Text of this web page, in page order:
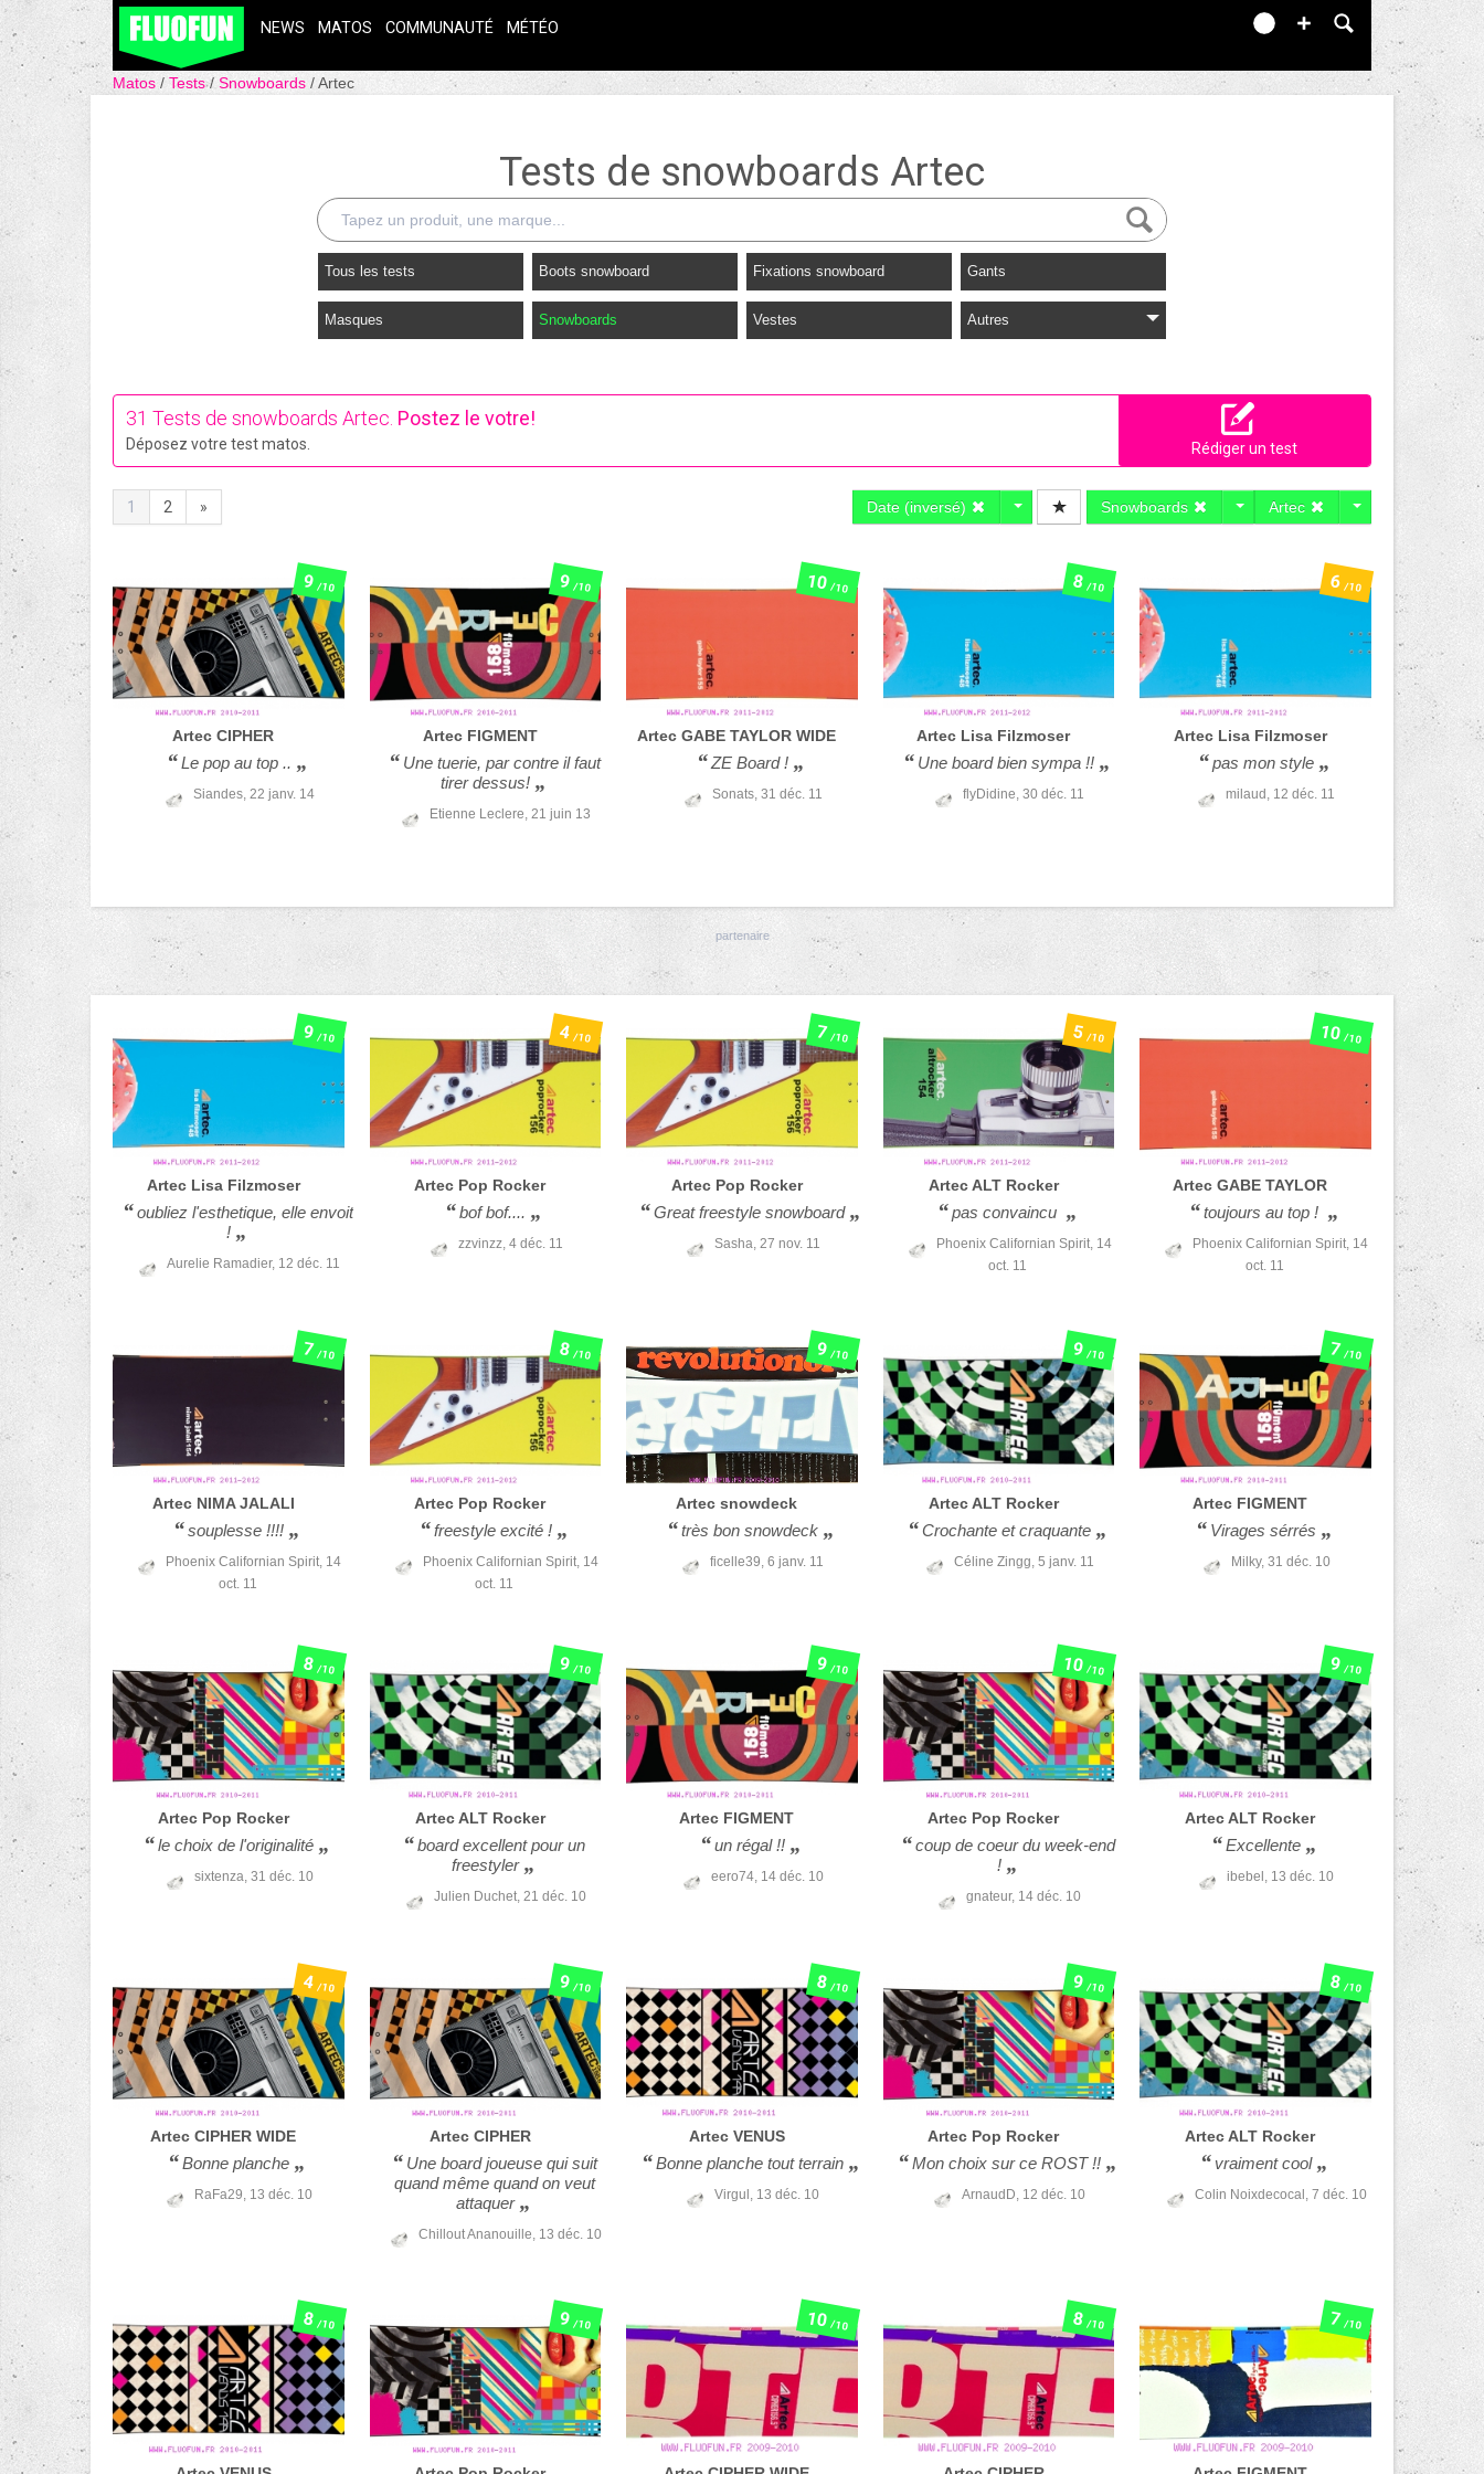
NEWS MATOS COMMUNAUTÉ MÉTÉO
Matos Tests Snowboards Artec
Tests de snowboards Artec
Tous les tests Boots snowboard Fixations snowboard Gants
Masques Snowboards Vestes Autres
31 Tests de snowboards Artec. Postez le votre!
Déposez votre test matos. Rédiger un test
Date (inversé) Artec
Snowboards
1 2 »
Artec CIPHER
Le pop au top ..
Siandes, 22 janv. 14
9/10
Artec FIGMENT
Une tuerie, par contre il faut
tirer dessus!
Etienne Leclere, 21 juin 13
9/10
Artec GABE TAYLOR WIDE
ZE Board !
Sonats, 31 déc. 11
10/10
Artec Lisa Filzmoser
Une board bien sympa !!
flyDidine,30 déc. 11
8/10
Artec Lisa Filzmoser
pas mon style
milaud, 12 déc. 11
6/10
Artec Lisa Filzmoser
oubliez l'esthetique, elle envoit
!
Aurelie Ramadier, 12 déc. 11
9/10
Artec Pop Rocker
bof bof....
zzvinzz, 4 déc. 11
4/10
Artec Pop Rocker
Great freestyle snowboard
Sasha, 27 nov. 11
7/10
ArtecALT Rocker
pas convaincu
Phoenix Californian Spirit, 14
oct. 11
5/10
Artec GABE TAYLOR
toujours au top !
Phoenix Californian Spirit, 14
oct. 11
10/10
Artec NIMA JALALI
souplesse !!!!
Phoenix Californian Spirit, 14
oct. 11
7/10
Artec Pop Rocker
freestyle excité !
Phoenix Californian Spirit, 14
oct. 11
8/10
Artec snowdeck
très bon snowdeck
ficelle39,6 janv. 11
9/10
Artec ALT Rocker
Crochante et craquante
Céline Zingg, 5 janv. 11
9/10
Artec FIGMENT
Virages sérrés
Milky, 31 déc. 10
7/10
Artec Pop Rocker
le choix de l'originalité
sixtenza, 31 déc. 10
8/10
Artec ALT Rocker
board excellent pour un
freestyler
Julien Duchet,21 déc. 10
9/10
Artec FIGMENT
un régal !!
eero74, 14 déc. 10
9/10
Artec Pop Rocker
coup de coeur du week-end
!
gnateur, 14 déc. 10
10/10
Artec ALT Rocker
Excellente
ibebel, 13 déc. 10
9/10
Artec CIPHER WIDE
Bonne planche
RaFa29, 13 déc. 10
4/10
Artec CIPHER
Une board joueuse qui suit
quand même quand on veut
attaquer
Chillout Ananouille, 13 déc. 10
9/10
Artec VENUS
Bonne planche tout terrain
Virgul, 13 déc. 10
8/10
Artec Pop Rocker
Mon choix sur ce ROST !!
ArnaudD, 12 déc. 10
9/10
Artec ALT Rocker
vraiment cool
Colin Noixdecocal, 7 déc. 10
8/10
8/10 9/10 10/10 8/10 7/10